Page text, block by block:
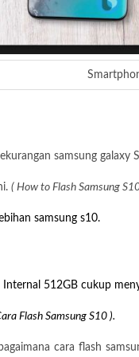
samsung galaxy
( How to Flash Samsung
samsung s10.
512GB cukup
Flash Samsung S10 ).
cara flash